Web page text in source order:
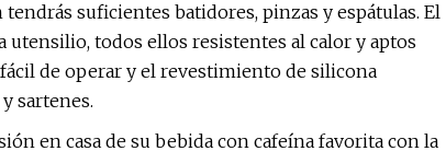
suficientes batidores, pinzas y espátulas. El
todos ellos resistentes al calor y aptos
de operar y el revestimiento de silicona
sartenes.
en casa de su bebida con cafeína favorita con la